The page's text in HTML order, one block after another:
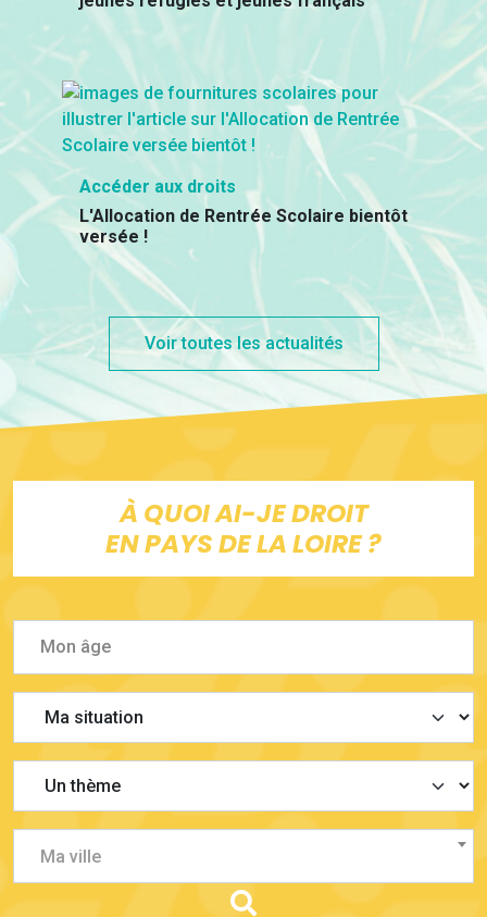
Accéder aux droits
L'Allocation de Rentrée Scolaire bientôt
versée !
Voir toutes les actualités
À QUOI AI-JE DROIT
EN PAYS DE LA LOIRE ?
Ma ville